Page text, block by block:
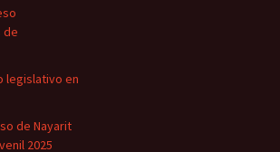
de
legislativo en
de Nayarit
2025